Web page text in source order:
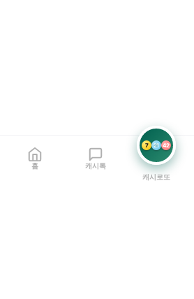
홈 캐시톡
7 21 42
캐시로또